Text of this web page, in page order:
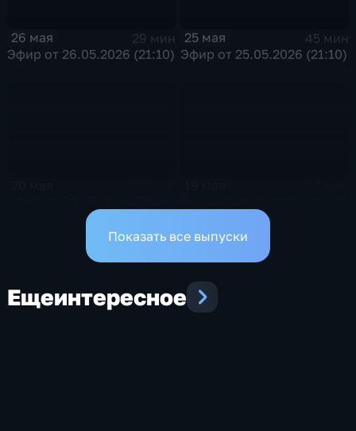
26 мая
29 мин
Эфир от 26.05.2026 (21:10)
25 мая
45 мин
Эфир от 25.05.2026 (21:10)
Показать все выпуски
Ещеинтересное